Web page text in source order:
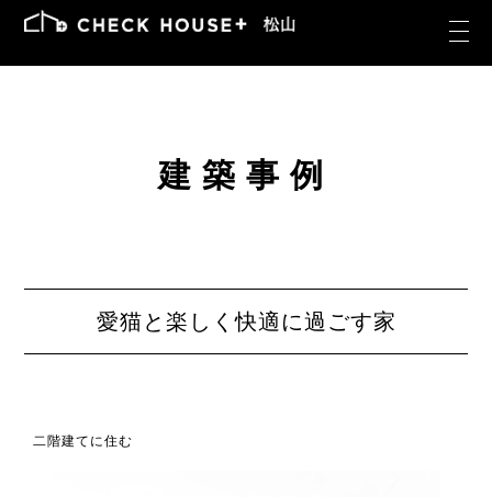
建築事例
愛猫と楽しく快適に過ごす家
二階建てに住む